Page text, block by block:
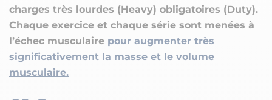
charges très lourdes (Heavy) obligatoires (Duty).
Chaque exercice et chaque série sont menées à
l’échec musculaire pour augmenter très
significativement la masse et le volume
musculaire.